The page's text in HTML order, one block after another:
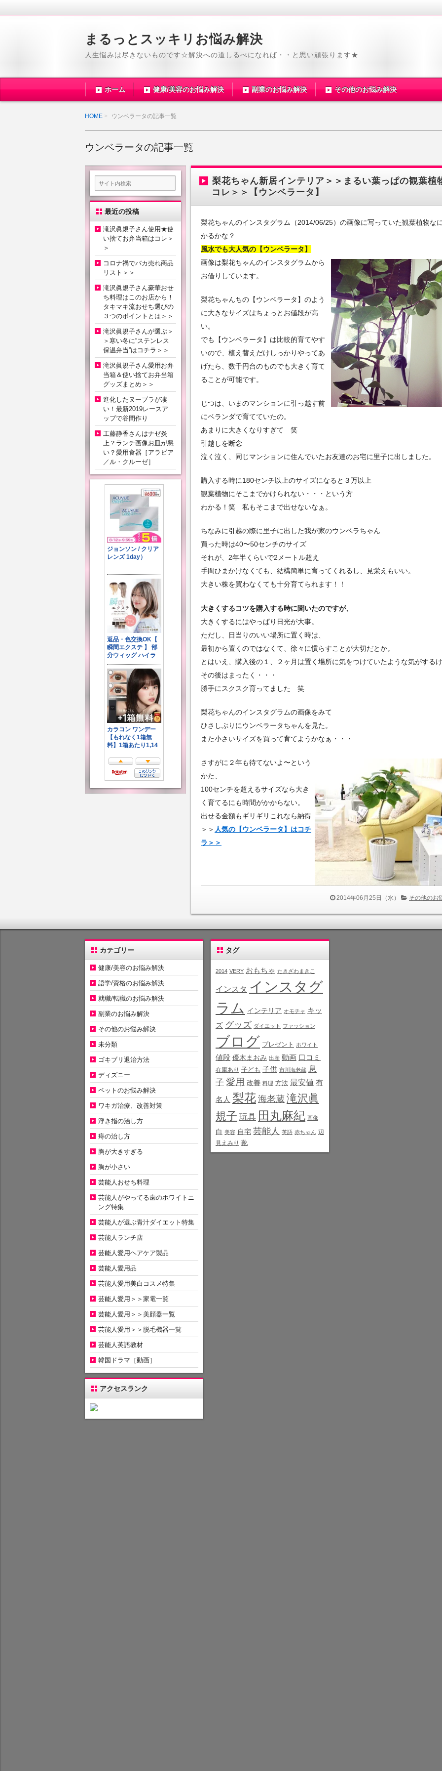
まるっとスッキリお悩み解決
人生悩みは尽きないものです☆解決への道しるべになれば・・と思い頑張ります★
ホーム 健康/美容のお悩み解決 副業のお悩み解決 その他のお悩み解決
HOME ウンベラータの記事一覧
ウンベラータの記事一覧
梨花ちゃん新居インテリア＞＞まるい葉っぱの観葉植
コレ＞＞【ウンベラータ】
梨花ちゃんのインスタグラム（2014/06/25）の画像に写っていた観葉植物な
かるかな？
風水でも大人気の【ウンベラータ】
画像は梨花ちゃんのインスタグラムから
お借りしています。
梨花ちゃんちの【ウンベラータ】のよう
に大きなサイズはちょっとお値段が高
い。
でも【ウンベラータ】は比較的育てやす
いので、植え替えだけしっかりやってあ
げたら、数千円台のものでも大きく育て
ることが可能です。
じつは、いまのマンションに引っ越す前
にベランダで育てていたの。
あまりに大きくなりすぎて 笑
引越しを断念
泣く泣く、同じマンションに住んでいたお友達のお宅に里子に出しました。
購入する時に180センチ以上のサイズになると３万以上
観葉植物にそこまでかけられない・・・という方
わかる！笑 私もそこまで出せないなぁ。
ちなみに引越の際に里子に出した我が家のウンベラちゃん
買った時は40〜50センチのサイズ
それが、2年半くらいで2メートル超え
手間ひまかけなくても、結構簡単に育ってくれるし、見栄えもいい。
大きい株を買わなくても十分育てられます！！
大きくするコツを購入する時に聞いたのですが、
大きくするにはやっぱり日光が大事。
ただし、日当りのいい場所に置く時は、
最初から置くのではなくて、徐々に慣らすことが大切だとか。
とはいえ、購入後の１、２ヶ月は置く場所に気をつけていたような気がする
その後はまったく・・・
勝手にスクスク育ってました 笑
梨花ちゃんのインスタグラムの画像をみて
ひさしぶりにウンベラータちゃんを見た。
また小さいサイズを買って育てようかなぁ・・・
さすがに２年も待てないよ〜という
かた、
100センチを超えるサイズなら大き
く育てるにも時間がかからない。
出せる金額もギリギリこれなら納得
＞＞ 人気の【ウンベラータ】はコチ
ラ＞＞
2014年06月25日（水） その他のお
最近の投稿
滝沢眞規子さん使用★使
い捨てお弁当箱はコレ＞
＞
コロナ禍でバカ売れ商品
リスト＞＞
滝沢眞規子さん豪華おせ
ち料理はこのお店から！
タキマキ流おせち選びの
３つのポイントとは＞＞
滝沢眞規子さんが選ぶ＞
＞寒い冬に“ステンレス
保温弁当”はコチラ＞＞
滝沢眞規子さん愛用お弁
当箱＆使い捨てお弁当箱
グッズまとめ＞＞
進化したヌーブラが凄
い！最新2019レースア
ップで谷間作り
工藤静香さんはナゼ炎
上？ランチ画像お皿が悪
い？愛用食器［アラビア
／ル・クルーゼ］
カテゴリー
健康/美容のお悩み解決
語学/資格のお悩み解決
就職/転職のお悩み解決
副業のお悩み解決
その他のお悩み解決
未分類
ゴキブリ退治方法
ディズニー
ペットのお悩み解決
ワキガ治療、改善対策
浮き指の治し方
痔の治し方
胸が大きすぎる
胸が小さい
芸能人おせち料理
芸能人がやってる歯のホワイトニ
ング特集
芸能人が選ぶ青汁ダイエット特集
芸能人ランチ店
芸能人愛用ヘアケア製品
芸能人愛用品
芸能人愛用美白コスメ特集
芸能人愛用＞＞家電一覧
芸能人愛用＞＞美顔器一覧
芸能人愛用＞＞脱毛機器一覧
芸能人英語教材
韓国ドラマ［動画］
アクセスランク
タグ
2014 VERY おもちゃ たきざわまきこ
インスタ インスタグ
ラム インテリア オモチャ キッ
ズ グッズ ダイエット ファッション
ブログ プレゼント ホワイト
値段 優木まおみ 出産 動画 口コミ
在庫あり 子ども 子供 市川海老蔵 息
子 愛用 改善 料理 方法 最安値 有
名人 梨花 海老蔵 滝沢眞
規子 玩具 田丸麻紀 画像
白 美容 自宅 芸能人 英語 赤ちゃん 辺
見えみり 靴